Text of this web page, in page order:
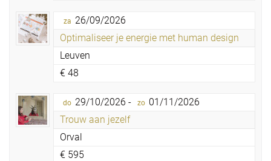
za 26/09/2026
Optimaliseer je energie met human design
Leuven
€ 48
do 29/10/2026 - zo 01/11/2026
Trouw aan jezelf
Orval
€ 595